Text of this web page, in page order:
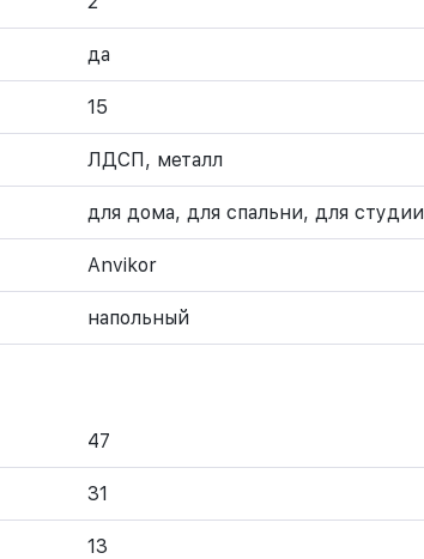
да
15
ЛДСП, металл
для дома, для спальни, для студии
Anvikor
напольный
47
31
13